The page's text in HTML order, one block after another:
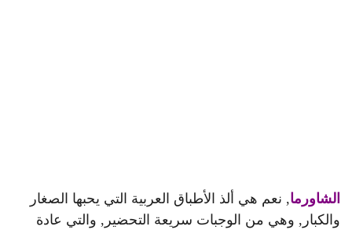
الشاورما, نعم هي ألذ الأطباق العربية التي يحبها الصغار
والكبار, وهي من الوجبات سريعة التحضير, والتي عادة